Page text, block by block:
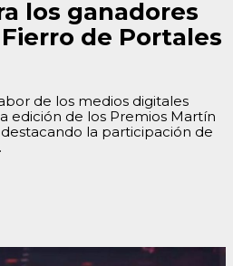
los ganadores
de Portales
de los medios digitales
edición de los Premios Martín
la participación de